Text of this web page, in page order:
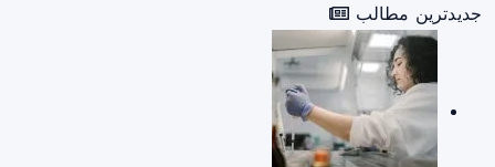
جدیدترین مطالب